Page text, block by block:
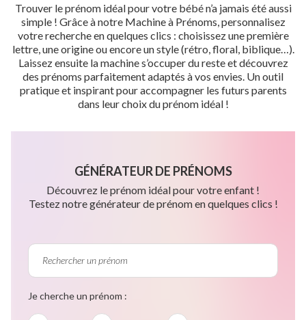
Trouver le prénom idéal pour votre bébé n’a jamais été aussi
simple ! Grâce à notre Machine à Prénoms, personnalisez
votre recherche en quelques clics : choisissez une première
lettre, une origine ou encore un style (rétro, floral, biblique…).
Laissez ensuite la machine s’occuper du reste et découvrez
des prénoms parfaitement adaptés à vos envies. Un outil
pratique et inspirant pour accompagner les futurs parents
dans leur choix du prénom idéal !
GÉNÉRATEUR DE PRÉNOMS
Découvrez le prénom idéal pour votre enfant !
Testez notre générateur de prénom en quelques clics !
Je cherche un prénom :